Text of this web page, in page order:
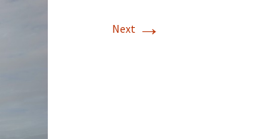
Next →